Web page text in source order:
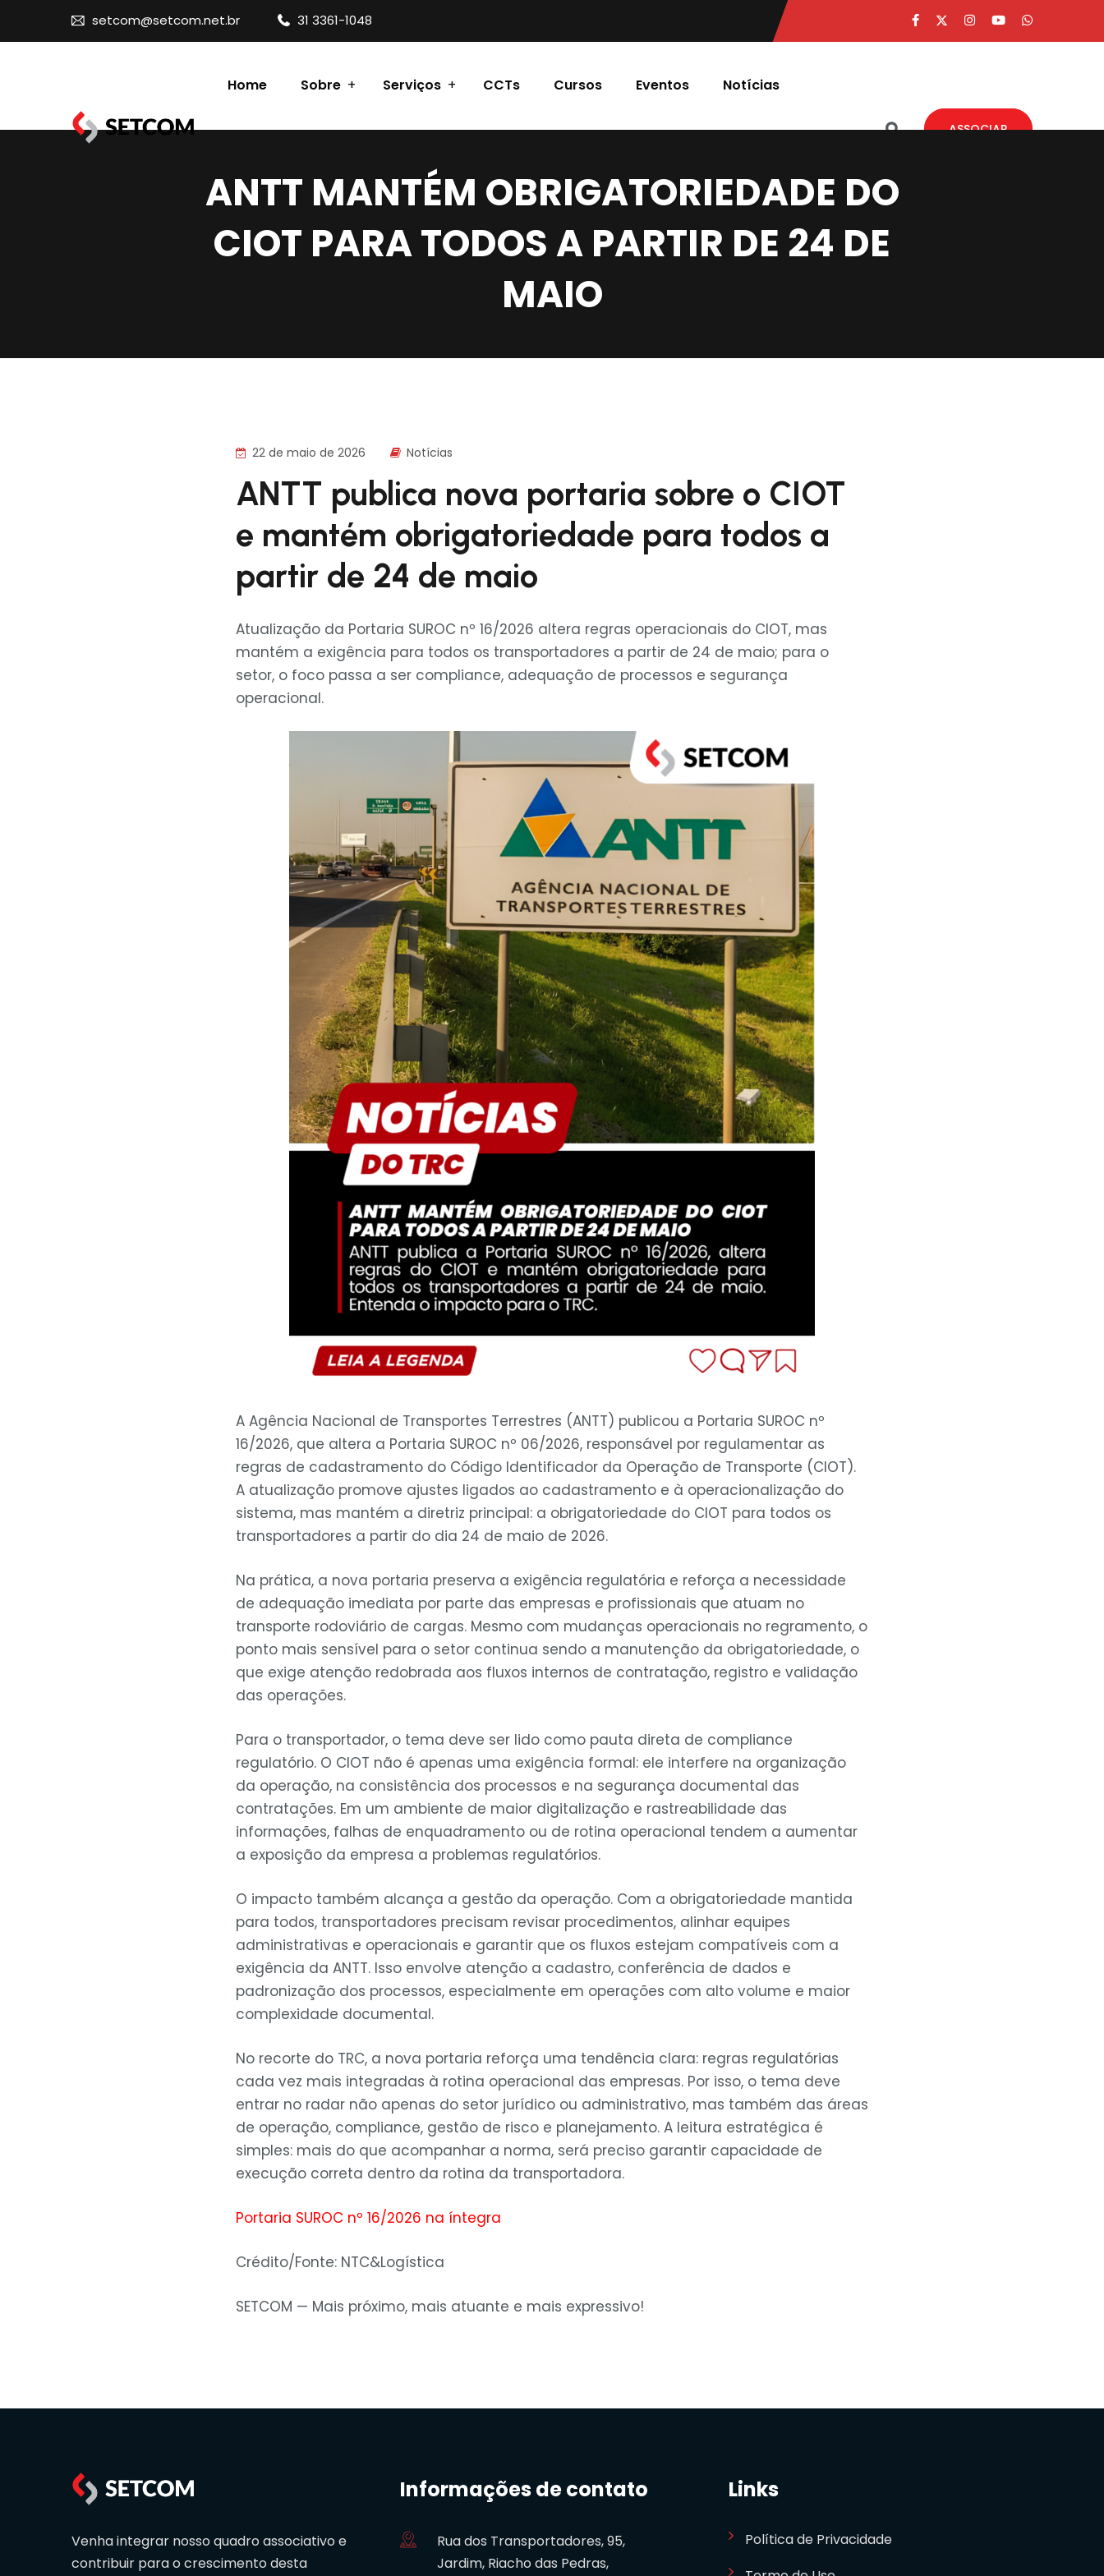
setcom@setcom.net.br 31 3361-1048
Home Sobre Serviços CCTs Cursos Eventos Notícias
ASSOCIAR
ANTT MANTÉM OBRIGATORIEDADE DO
CIOT PARA TODOS A PARTIR DE 24 DE
MAIO
22 de maio de 2026 Notícias
ANTT publica nova portaria sobre o CIOT
e mantém obrigatoriedade para todos a
partir de 24 de maio
Atualização da Portaria SUROC nº 16/2026 altera regras operacionais do CIOT, mas
mantém a exigência para todos os transportadores a partir de 24 de maio; para o
setor, o foco passa a ser compliance, adequação de processos e segurança
operacional.
A Agência Nacional de Transportes Terrestres (ANTT) publicou a Portaria SUROC nº
16/2026, que altera a Portaria SUROC nº 06/2026, responsável por regulamentar as
regras de cadastramento do Código Identificador da Operação de Transporte (CIOT).
A atualização promove ajustes ligados ao cadastramento e à operacionalização do
sistema, mas mantém a diretriz principal: a obrigatoriedade do CIOT para todos os
transportadores a partir do dia 24 de maio de 2026.
Na prática, a nova portaria preserva a exigência regulatória e reforça a necessidade
de adequação imediata por parte das empresas e profissionais que atuam no
transporte rodoviário de cargas. Mesmo com mudanças operacionais no regramento, o
ponto mais sensível para o setor continua sendo a manutenção da obrigatoriedade, o
que exige atenção redobrada aos fluxos internos de contratação, registro e validação
das operações.
Para o transportador, o tema deve ser lido como pauta direta de compliance
regulatório. O CIOT não é apenas uma exigência formal: ele interfere na organização
da operação, na consistência dos processos e na segurança documental das
contratações. Em um ambiente de maior digitalização e rastreabilidade das
informações, falhas de enquadramento ou de rotina operacional tendem a aumentar
a exposição da empresa a problemas regulatórios.
O impacto também alcança a gestão da operação. Com a obrigatoriedade mantida
para todos, transportadores precisam revisar procedimentos, alinhar equipes
administrativas e operacionais e garantir que os fluxos estejam compatíveis com a
exigência da ANTT. Isso envolve atenção a cadastro, conferência de dados e
padronização dos processos, especialmente em operações com alto volume e maior
complexidade documental.
No recorte do TRC, a nova portaria reforça uma tendência clara: regras regulatórias
cada vez mais integradas à rotina operacional das empresas. Por isso, o tema deve
entrar no radar não apenas do setor jurídico ou administrativo, mas também das áreas
de operação, compliance, gestão de risco e planejamento. A leitura estratégica é
simples: mais do que acompanhar a norma, será preciso garantir capacidade de
execução correta dentro da rotina da transportadora.
Portaria SUROC nº 16/2026 na íntegra
Crédito/Fonte: NTC&Logística
SETCOM — Mais próximo, mais atuante e mais expressivo!
Venha integrar nosso quadro associativo e
contribuir para o crescimento desta
Informações de contato
Rua dos Transportadores, 95,
Jardim, Riacho das Pedras,
Links
Política de Privacidade